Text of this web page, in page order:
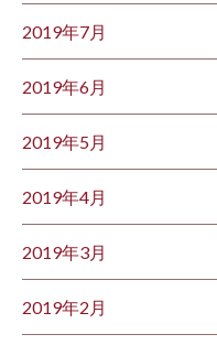
2019年7月
2019年6月
2019年5月
2019年4月
2019年3月
2019年2月